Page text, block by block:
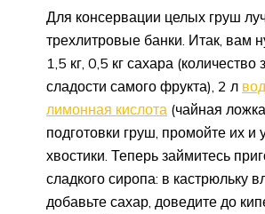
Для консервации целых груш
трехлитровые банки. Итак, вам
1,5 кг, 0,5 кг сахара (количество
сладости самого фрукта), 2 л
лимонная кислота (чайная
подготовки груш, промойте их и
хвостики. Теперь займитесь
сладкого сиропа: в кастрюльку
добавьте сахар, доведите до